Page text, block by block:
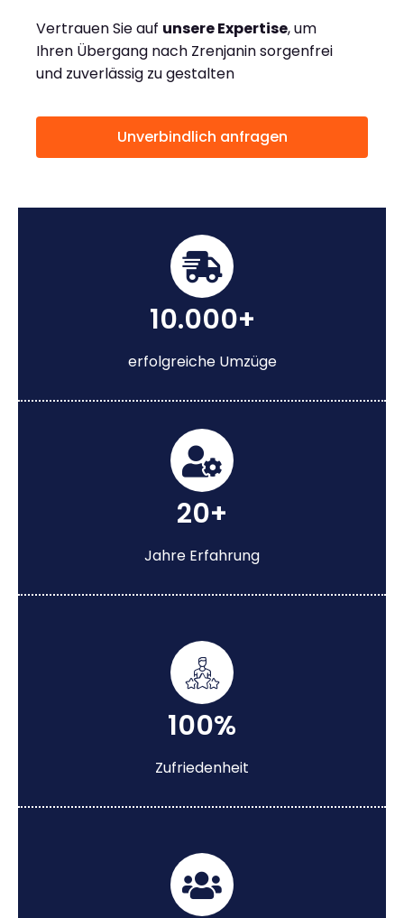
Vertrauen Sie auf unsere Expertise, um
Ihren Übergang nach Zrenjanin sorgenfrei
und zuverlässig zu gestalten
Unverbindlich anfragen
10.000+
erfolgreiche Umzüge
20+
Jahre Erfahrung
100%
Zufriedenheit